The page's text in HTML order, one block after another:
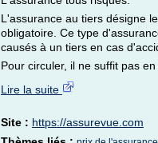
L'assurance au tiers désigne
obligatoire. Ce type
causés à un tiers en cas
Pour circuler, il ne suffit pas en
Lire la suite
Site : https://assurevue.com